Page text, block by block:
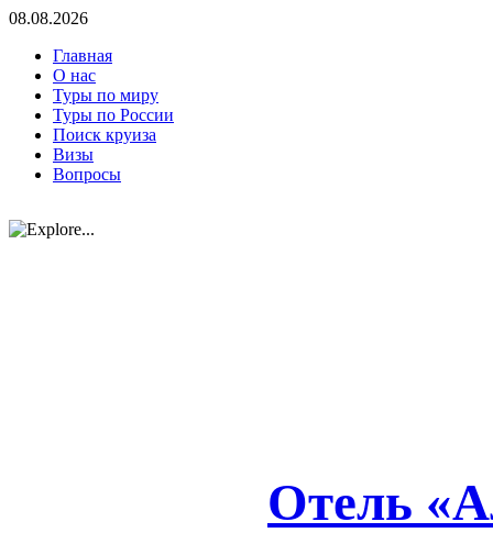
08.08.2026
Главная
О нас
Туры по миру
Туры по России
Поиск круиза
Визы
Вопросы
Отель